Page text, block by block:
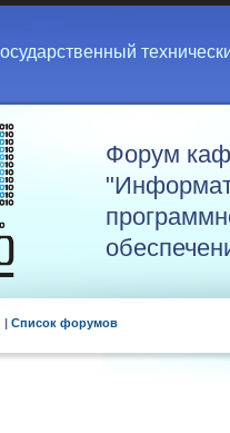
Форум
| Список форумов